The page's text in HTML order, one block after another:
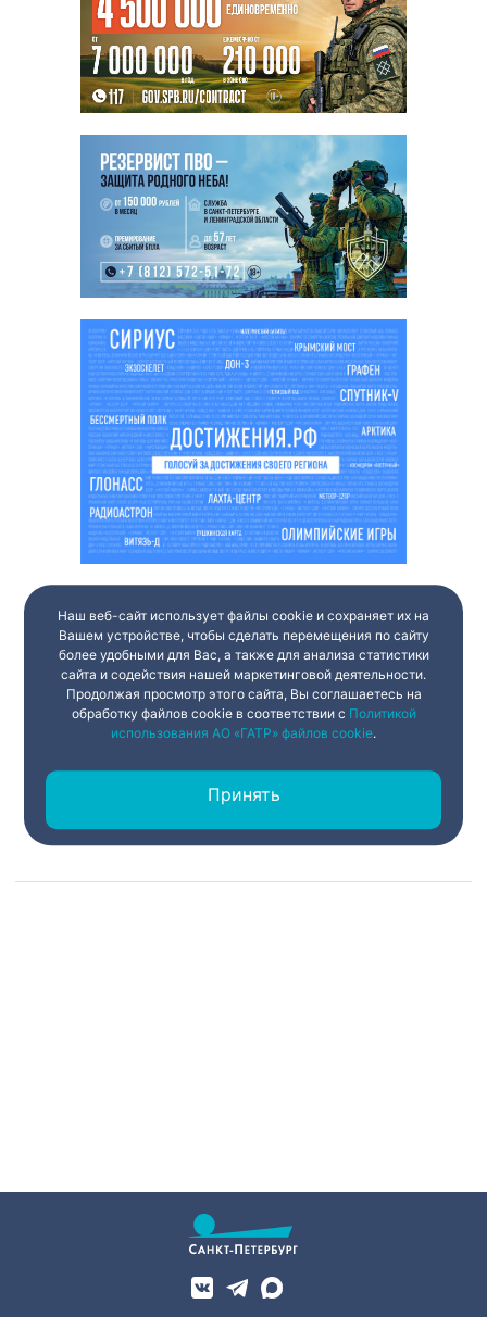
Наш веб-сайт использует файлы cookie и сохраняет их на
Вашем устройстве, чтобы сделать перемещения по сайту
более удобными для Вас, а также для анализа статистики
сайта и содействия нашей маркетинговой деятельности.
Продолжая просмотр этого сайта, Вы соглашаетесь на
обработку файлов cookie в соответствии с Политикой
использования АО «ГАТР» файлов cookie.
Принять